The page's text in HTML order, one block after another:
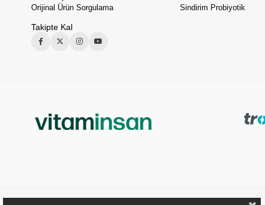
Orijinal Ürün Sorgulama
Takipte Kal
Sindirim Probiyotik